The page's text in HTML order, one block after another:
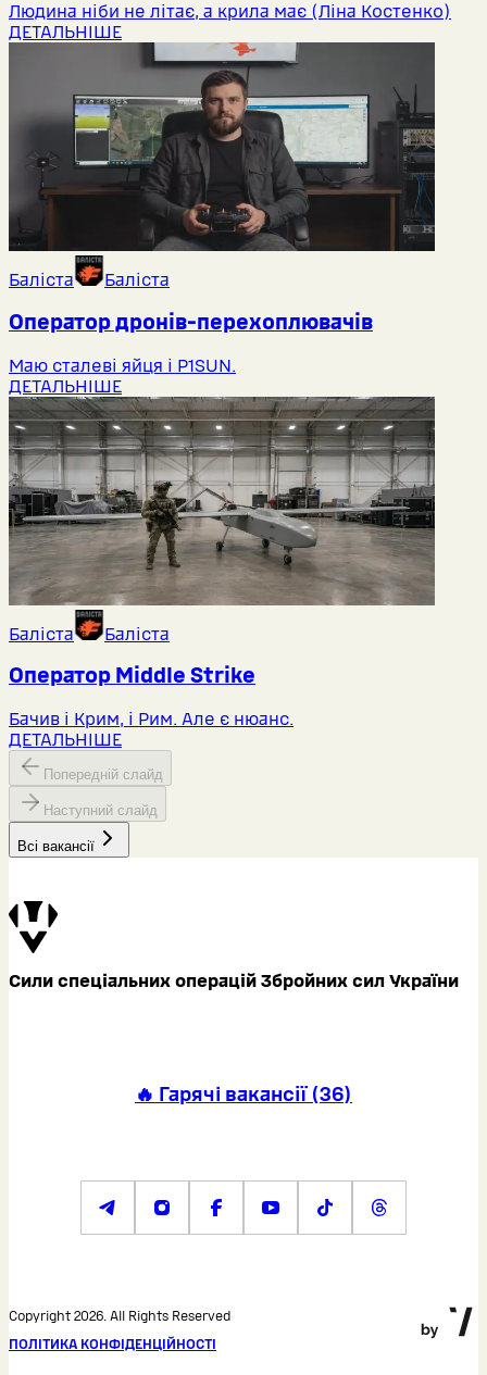
Людина ніби не літає, а крила має (Ліна Костенко)
ДЕТАЛЬНІШЕ
Баліста Баліста
Оператор дронів-перехоплювачів
Маю сталеві яйця і P1SUN.
ДЕТАЛЬНІШЕ
Баліста Баліста
Оператор Middlе Strike
Бачив і Крим, і Рим. Але є нюанс.
ДЕТАЛЬНІШЕ
Попередній слайд
Наступний слайд
Всі вакансії
Сили спеціальних операцій Збройних сил України
🔥 Гарячі вакансії(36)
Copyright 2026. All Rights Reserved
ПОЛІТИКА КОНФІДЕНЦІЙНОСТІ